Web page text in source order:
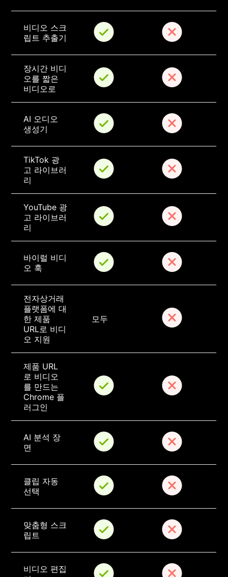
비디오 스크
립트 추출기
장시간 비디
오를 짧은
비디오로
AI 오디오
생성기
TikTok 광
고 라이브러
리
YouTube 광
고 라이브러
리
바이럴 비디
오 훅
전자상거래
플랫폼에 대
한 제품
URL로 비디
오 지원
모두
제품 URL
로 비디오
를 만드는
Chrome 플
러그인
AI 분석 장
면
클립 자동
선택
맞춤형 스크
립트
비디오 편집